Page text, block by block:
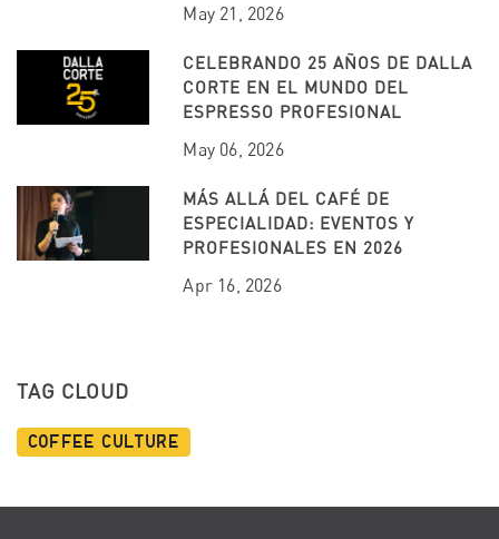
May 21, 2026
CELEBRANDO 25 AÑOS DE DALLA
CORTE EN EL MUNDO DEL
ESPRESSO PROFESIONAL
May 06, 2026
MÁS ALLÁ DEL CAFÉ DE
ESPECIALIDAD: EVENTOS Y
PROFESIONALES EN 2026
Apr 16, 2026
TAG CLOUD
Coffee Culture